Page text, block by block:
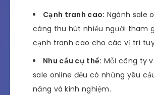
Cạnh tranh cao: Ngành sale
càng thu hút nhiều người tham
cạnh tranh cao cho các vị trí
Nhu cầu cụ thể: Mỗi công ty
sale online đều có những yêu
năng và kinh nghiệm.